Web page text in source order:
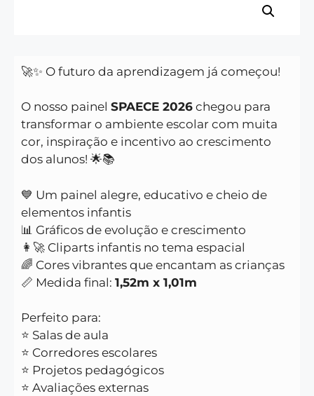
🚀✨ O futuro da aprendizagem já começou!
O nosso painel SPAECE 2026 chegou para
transformar o ambiente escolar com muita
cor, inspiração e incentivo ao crescimento
dos alunos! 🌟📚
💙 Um painel alegre, educativo e cheio de
elementos infantis
📊 Gráficos de evolução e crescimento
👩‍🚀 Cliparts infantis no tema espacial
🌈 Cores vibrantes que encantam as crianças
📏 Medida final: 1,52m x 1,01m
Perfeito para:
⭐ Salas de aula
⭐ Corredores escolares
⭐ Projetos pedagógicos
⭐ Avaliações externas